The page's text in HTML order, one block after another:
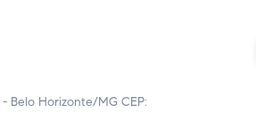
Belo Horizonte/MG CEP: